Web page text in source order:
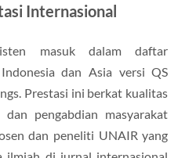
Internasional
masuk dalam daftar
dan Asia versi QS
Prestasi ini berkat kualitas
pengabdian masyarakat
dan peneliti UNAIR yang